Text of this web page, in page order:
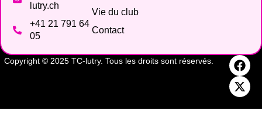
lutry.ch
+41 21 791 64
05
Vie du club
Contact
Copyright © 2025 TC-lutry. Tous les droits sont réservés.